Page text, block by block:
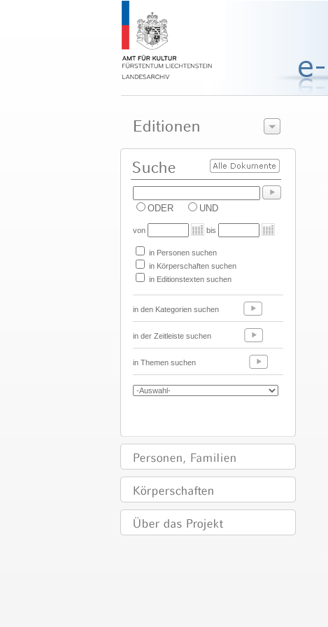
ODER UND
von bis
in Personen suchen
in Körperschaften suchen
in Editionstexten suchen
in den Kategorien suchen
in der Zeitleiste suchen
in Themen suchen